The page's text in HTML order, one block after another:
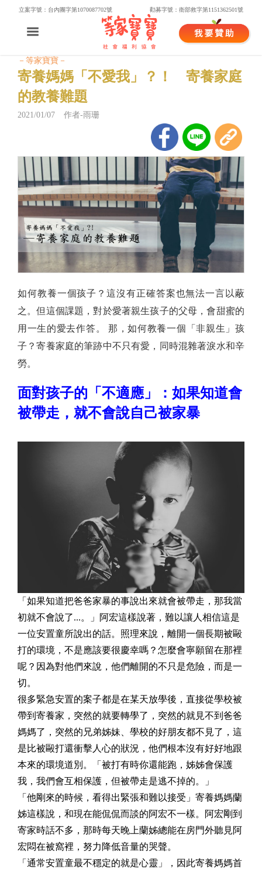
立案字號：台內團字第1070087702號 勸募字號：衛部救字第1151362501號
－等家寶寶－
寄養媽媽「不愛我」？！ 寄養家庭
的教養難題
2021/01/07 作者-雨珊
如何教養一個孩子？這沒有正確答案也無法一言以蔽
之。但這個課題，對於愛著親生孩子的父母，會甜蜜的
用一生的愛去作答。 那，如何教養一個「非親生」孩
子？寄養家庭的筆跡中不只有愛，同時混雜著淚水和辛
勞。
面對孩子的「不適應」：如果知道會
被帶走，就不會說自己被家暴
「如果知道把爸爸家暴的事說出來就會被帶走，那我當
初就不會說了...。」阿宏這樣說著，難以讓人相信這是
一位安置童所說出的話。照理來說，離開一個長期被毆
打的環境，不是應該要很慶幸嗎？怎麼會寧願留在那裡
呢？因為對他們來說，他們離開的不只是危險，而是一
切。
很多緊急安置的案子都是在某天放學後，直接從學校被
帶到寄養家，突然的就要轉學了，突然的就見不到爸爸
媽媽了，突然的兄弟姊妹、學校的好朋友都不見了，這
是比被毆打還衝擊人心的狀況，他們根本沒有好好地跟
本來的環境道別。「被打有時你還能跑，姊姊會保護
我，我們會互相保護，但被帶走是逃不掉的。」
「他剛來的時候，看得出緊張和難以接受」寄養媽媽蘭
姊這樣說，和現在能侃侃而談的阿宏不一樣。阿宏剛到
寄家時話不多，那時每天晚上蘭姊總能在房門外聽見阿
宏悶在被窩裡，努力降低音量的哭聲。
「通常安置童最不穩定的就是心靈」，因此寄養媽媽首